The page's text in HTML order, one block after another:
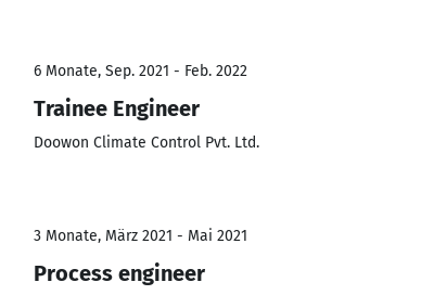
6 Monate, Sep. 2021 - Feb. 2022
Trainee Engineer
Doowon Climate Control Pvt. Ltd.
3 Monate, März 2021 - Mai 2021
Process engineer